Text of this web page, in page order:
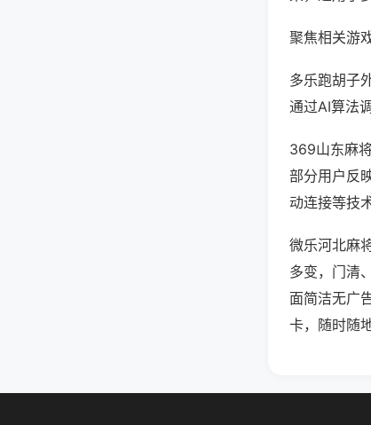
聚焦相关游
多乐跑胡子
通过AI算法
369山东麻
部分用户反
动连接等技
微乐河北麻
多变，门清
面简洁无广
卡，随时随